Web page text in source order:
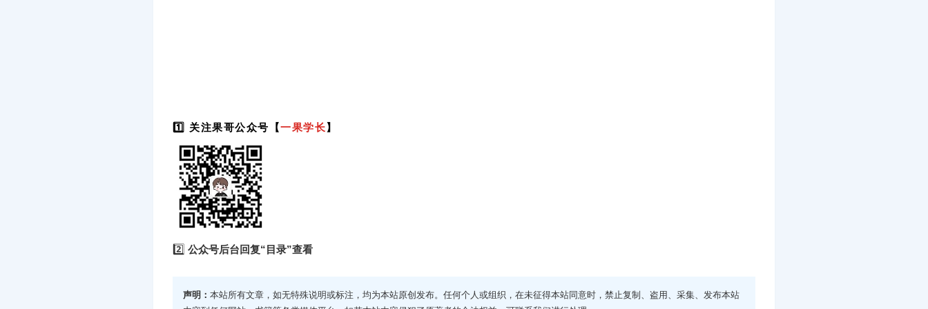
1️⃣ 关注果哥公众号【一果学长】
2️⃣ 公众号后台回复“目录”查看
声明： 本站所有文章，如无特殊说明或标注，均为本站原创发布。任何个人或组织，在未征得本站同意时，禁止复制、盗用、采集、发布本站